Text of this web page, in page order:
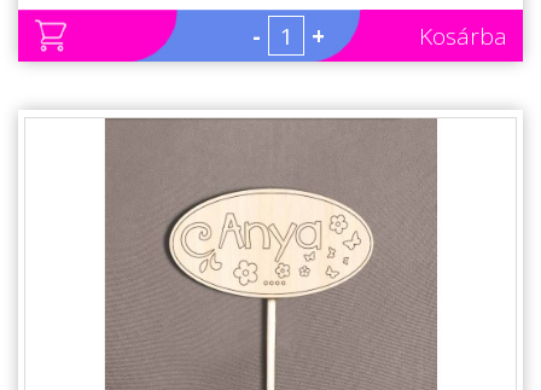
- + Kosárba